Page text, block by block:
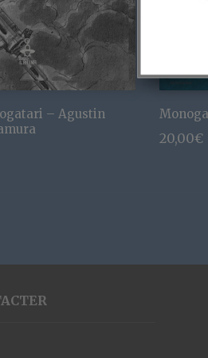
– Agustin
20,00€